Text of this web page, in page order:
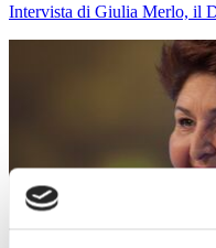
Intervista di Giulia Merlo, il